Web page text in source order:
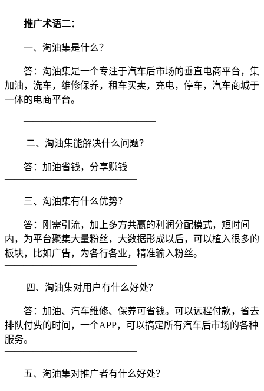
推广术语二：
一、淘油集是什么？
答：淘油集是一个专注于汽车后市场的垂直电商平台，集
加油，洗车，维修保养，租车买卖，充电，停车，汽车商城于
一体的电商平台。
——————————————
二、淘油集能解决什么问题？
答：加油省钱，分享赚钱
——————————————
三、淘油集有什么优势？
答：刚需引流，加上多方共赢的利润分配模式，短时间
内，为平台聚集大量粉丝，大数据形成以后，可以植入很多的
板块，比如广告，为各行各业，精准输入粉丝。
——————————————
四、淘油集对用户有什么好处？
答：加油、汽车维修、保养可省钱。可以远程付款，省去
排队付费的时间，一个APP，可以搞定所有汽车后市场的各种
服务。
——————————————
五、淘油集对推广者有什么好处？